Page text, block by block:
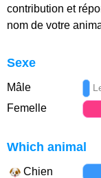
contribution et
nom de votre
Sexe
Mâle
Femelle
Which animal
Chien